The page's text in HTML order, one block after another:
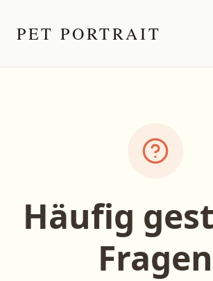
PET PORTRAIT
Häufig
Fragen